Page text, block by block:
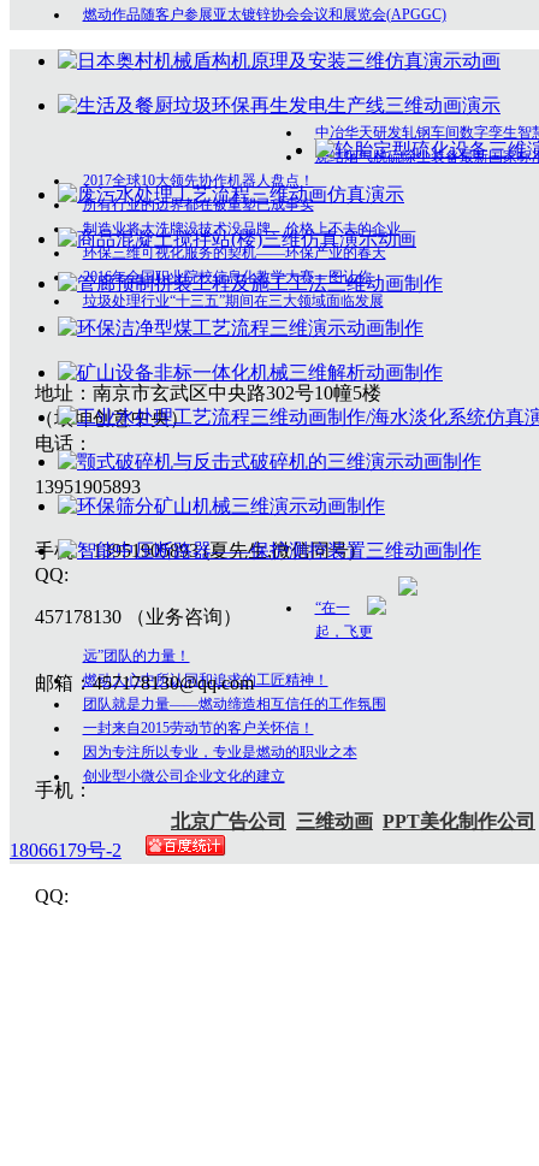
燃动作品随客户参展亚太镀锌协会会议和展览会(APGGC)
中冶华天研发轧钢车间数字孪生智
烧结烟气脱硫除尘装备最新国家标
2017全球10大领先协作机器人盘点！
所有行业的边界都在被重塑已成事实
制造业将大洗牌没技术没品牌、价格上不去的企业
环保三维可视化服务的契机——环保产业的春天
2016年全国职业院校信息化教学大赛一图让你
垃圾处理行业“十三五”期间在三大领域面临发展
地址：南京市玄武区中央路302号10幢5楼
（垠坤创意中央）
电话：
13951905893
手机：13951905893 (夏先生,微信同号)
QQ:
457178130 （业务咨询）
邮箱：457178130@qq.com
手机：
QQ:
“在一
起，飞更
远”团队的力量！
燃动人心中所认同和追求的工匠精神！
团队就是力量——燃动缔造相互信任的工作氛围
一封来自2015劳动节的客户关怀信！
因为专注所以专业，专业是燃动的职业之本
创业型小微公司企业文化的建立
北京广告公司 三维动画 PPT美化制作公司
18066179号-2